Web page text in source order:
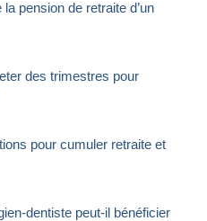
pension de retraite d’un
des trimestres pour
pour cumuler retraite et
dentiste peut-il bénéficier